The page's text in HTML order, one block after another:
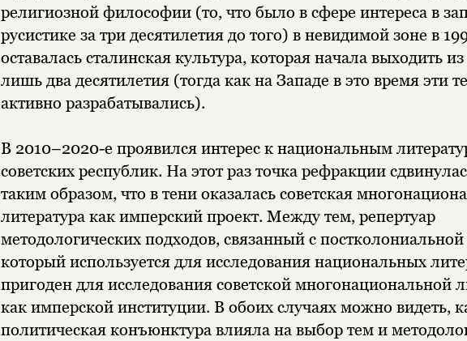
религиозной философии (то, что было в сфере интереса в
русистике за три десятилетия до того) в невидимой зоне в
оставалась сталинская культура, которая начала выходить из
лишь два десятилетия (тогда как на Западе в это время эти
активно разрабатывались).
В 2010–2020-е проявился интерес к национальным
советских республик. На этот раз точка рефракции
таким образом, что в тени оказалась советская
литература как имперский проект. Между тем, репертуар
методологических подходов, связанный с постколониальной
который используется для исследования национальных
пригоден для исследования советской многонациональной
как имперской институции. В обоих случаях можно видеть,
политическая конъюнктура влияла на выбор тем и